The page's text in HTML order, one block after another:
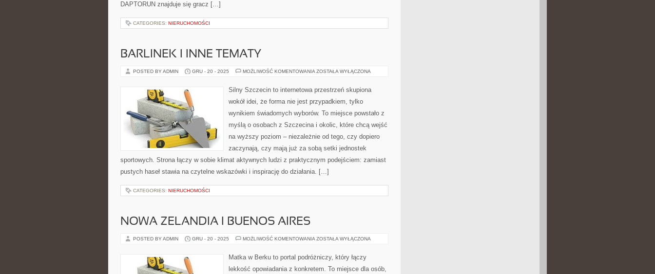
DAPTORUN znajduje się gracz […]
CATEGORIES: NIERUCHOMOŚCI
BARLINEK I INNE TEMATY
POSTED BY ADMIN GRU - 20 - 2025 MOŻLIWOŚĆ KOMENTOWANIA BARLINEK
TEMATY
ZOSTAŁA WYŁĄCZONA
Silny Szczecin to internetowa przestrzeń skupiona
wokół idei, że forma nie jest przypadkiem, tylko
wynikiem świadomych wyborów. To miejsce powstało z
myślą o osobach z Szczecina i okolic, które chcą wejść
na wyższy poziom – niezależnie od tego, czy dopiero
zaczynają, czy mają już za sobą setki jednostek
sportowych. Strona łączy w sobie klimat aktywnych ludzi z praktycznym podejściem: zamiast
pustych haseł stawia na czytelne wskazówki i inspirację do działania. […]
CATEGORIES: NIERUCHOMOŚCI
NOWA ZELANDIA I BUENOS AIRES
POSTED BY ADMIN GRU - 20 - 2025 MOŻLIWOŚĆ KOMENTOWANIA NOWA
BUENOS
AIRES
ZOSTAŁA WYŁĄCZONA
Matka w Berku to portal podróżniczy, który łączy
lekkość opowiadania z konkretem. To miejsce dla osób,